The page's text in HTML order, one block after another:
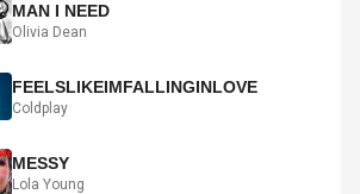
MAN I NEED
Olivia Dean
FEELSLIKEIMFALLINGINLOVE
Coldplay
MESSY
Lola Young